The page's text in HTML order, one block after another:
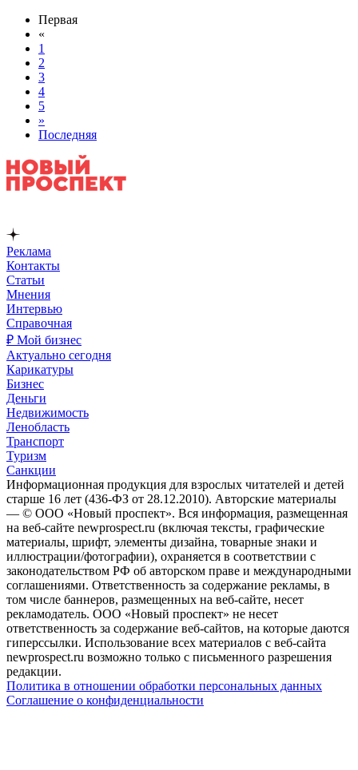
Первая
«
1
2
3
4
5
»
Последняя
Реклама
Контакты
Статьи
Мнения
Интервью
Справочная
₽ Мой бизнес
Актуально сегодня
Карикатуры
Бизнес
Деньги
Недвижимость
Ленобласть
Транспорт
Туризм
Санкции
Информационная продукция для взрослых читателей и детей
старше 16 лет (436-ФЗ от 28.12.2010). Авторские материалы
— © ООО «Новый проспект». Вся информация, размещенная
на веб-сайте newprospect.ru (включая тексты, графические
материалы, шрифт, элементы дизайна, товарные знаки и
иллюстрации/фотографии), охраняется в соответствии с
законодательством РФ об авторском праве и международными
соглашениями. Ответственность за содержание рекламы, в
том числе баннеров, размещенных на веб-сайте, несет
рекламодатель. ООО «Новый проспект» не несет
ответственность за содержание веб-сайтов, на которые даются
гиперссылки. Использование всех материалов с веб-сайта
newprospect.ru возможно только с письменного разрешения
редакции.
Политика в отношении обработки персональных данных
Соглашение о конфиденциальности